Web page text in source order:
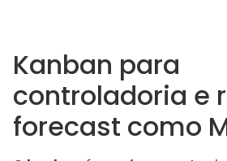
Kanban para
controladoria e
forecast como